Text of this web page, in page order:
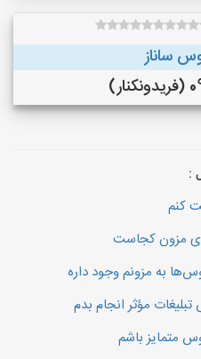
ساناز
:
کنم
مزون کجاست
به مزونم وجود داره
مؤثر انجام بدم
متمایز باشم